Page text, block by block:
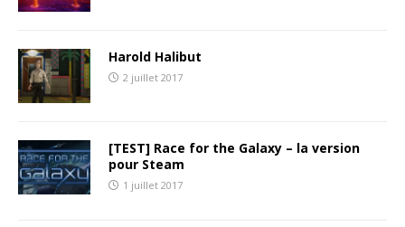
Harold Halibut
2 juillet 2017
[TEST] Race for the Galaxy – la version
pour Steam
1 juillet 2017